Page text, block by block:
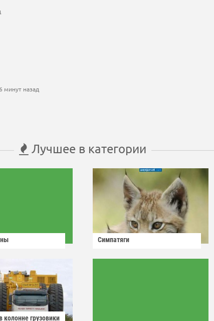
минут назад
Лучшее в категории
Симпатяги
грузовики